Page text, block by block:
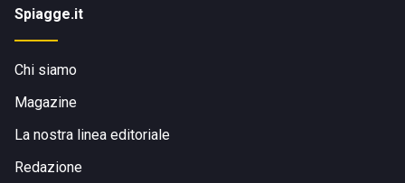
Spiagge.it
Chi siamo
Magazine
La nostra linea editoriale
Redazione